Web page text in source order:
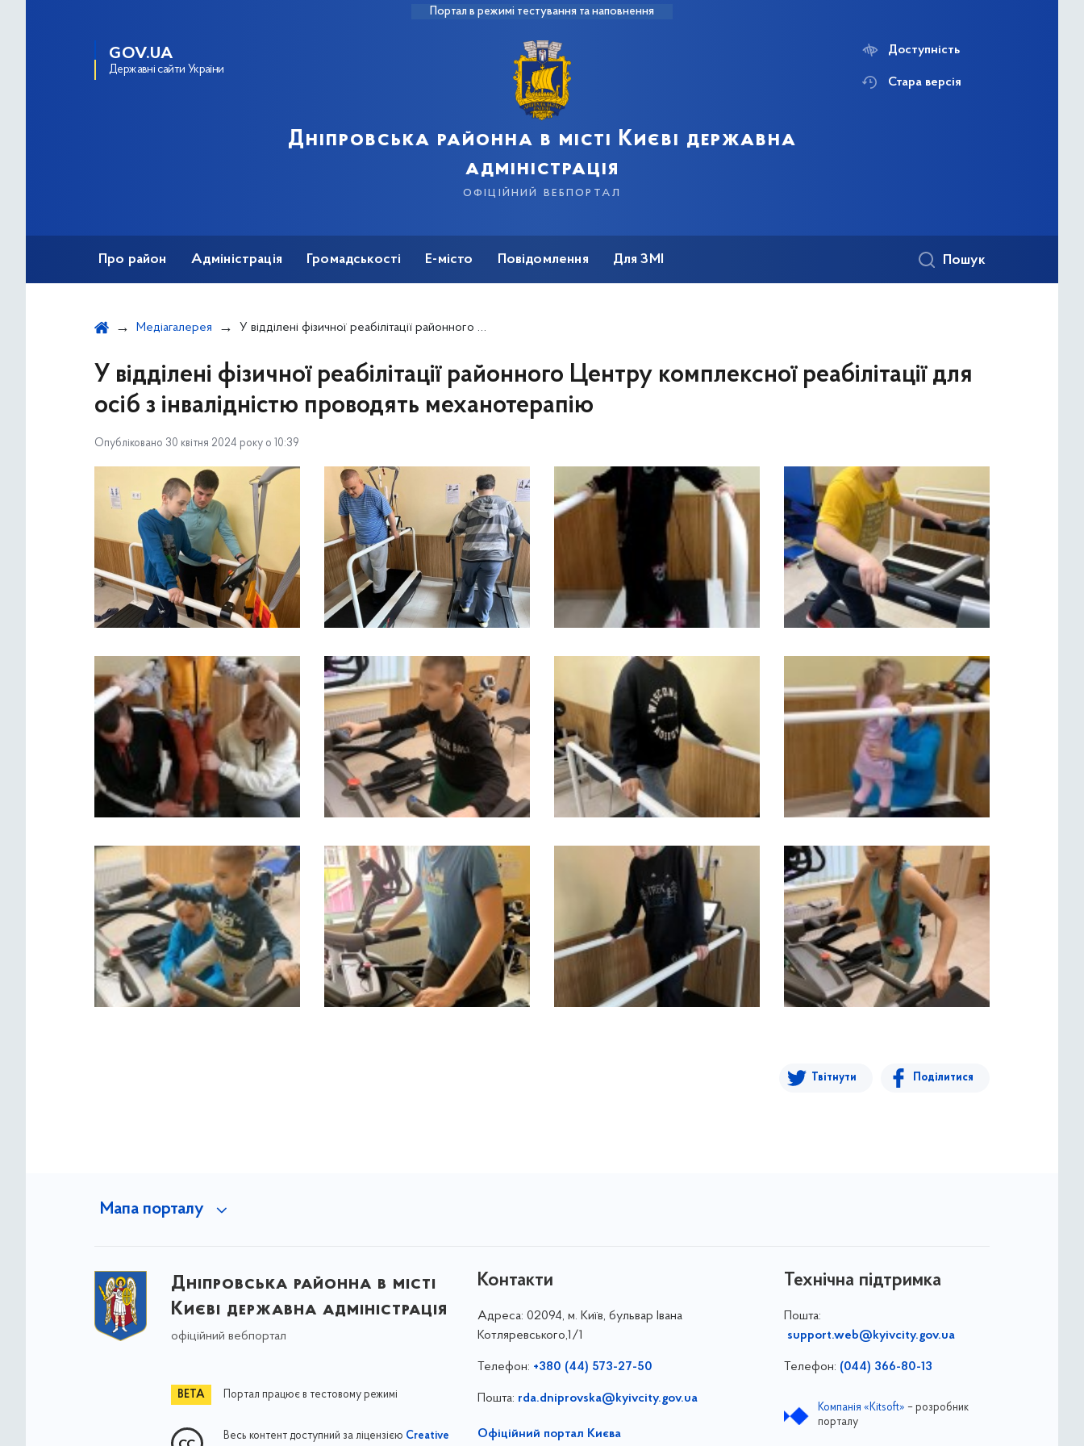
Портал в режимі тестування та наповнення
GOV.UA
Державні сайти України
Дніпровська районна в місті Києві державна
адміністрація
офіційний вебпортал
Доступність
Стара версія
Про район Адміністрація Громадськості Е-місто Повідомлення Для ЗМІ Пошук
Медіагалерея У відділені фізичної реабілітації районного Центру комплексної реабілітації для осіб з інвалідністю проводять механотерапію
У відділені фізичної реабілітації районного Центру комплексної реабілітації для
осіб з інвалідністю проводять механотерапію
Опубліковано 30 квітня 2024 року о 10:39
Твітнути Поділитися
Мапа порталу
Дніпровська районна в місті
Києві державна адміністрація
офіційний вебпортал
Портал працює в тестовому режимі
Весь контент доступний за ліцензією Creative
Контакти
Адреса: 02094, м. Київ, бульвар Івана
Котляревського,1/1
Телефон: +380 (44) 573-27-50
Пошта: rda.dniprovska@kyivcity.gov.ua
Офіційний портал Києва
Технічна підтримка
Пошта:
support.web@kyivcity.gov.ua
Телефон: (044) 366-80-13
Компанія «Kitsoft» – розробник
порталу